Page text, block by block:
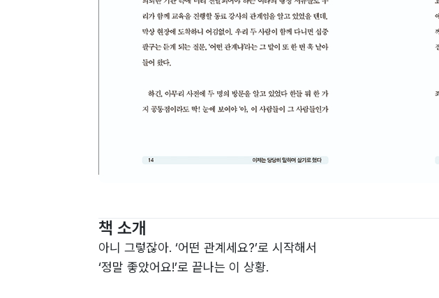
책 소개
아니 그렇잖아. ‘어떤 관계세요?’로 시작해서
‘정말 좋았어요!’로 끝나는 이 상황.